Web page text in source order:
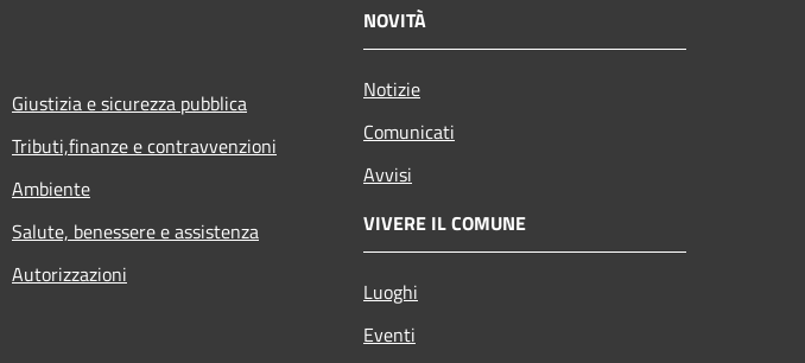
Giustizia e sicurezza pubblica
Tributi,finanze e contravvenzioni
Ambiente
Salute, benessere e assistenza
Autorizzazioni
NOVITÀ
Notizie
Comunicati
Avvisi
VIVERE IL COMUNE
Luoghi
Eventi